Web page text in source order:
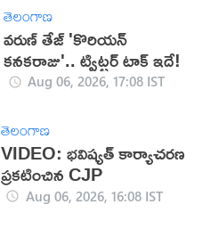
తెలంగాణ
వరుణ్ తేజ్ 'కొరియన్
కనకరాజు'.. ట్విట్టర్ టాక్ ఇదే!
Aug 06, 2026, 17:08 IST
తెలంగాణ
VIDEO: భవిష్యత్ కార్యాచరణ
ప్రకటించిన CJP
Aug 06, 2026, 16:08 IST